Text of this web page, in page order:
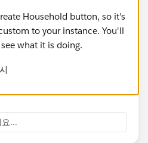
Household button, so it's
to your instance. You'll
what it is doing.
...